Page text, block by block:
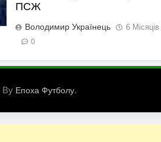
ПСЖ
Володимир Українець 6
0
By Епоха Футболу.